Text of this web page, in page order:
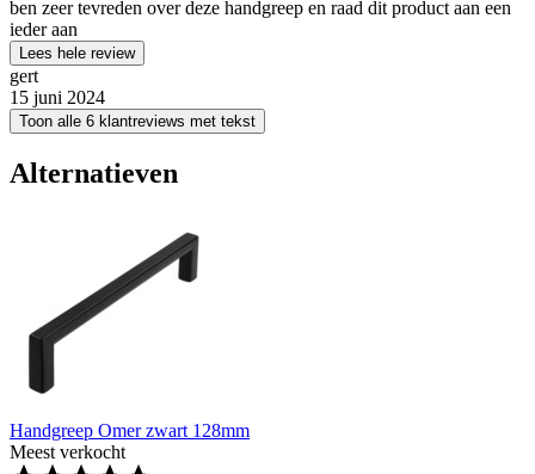
ben zeer tevreden over deze handgreep en raad dit product aan een
ieder aan
Lees hele review
gert
15 juni 2024
Toon alle 6 klantreviews met tekst
Alternatieven
Handgreep Omer zwart 128mm
Meest verkocht